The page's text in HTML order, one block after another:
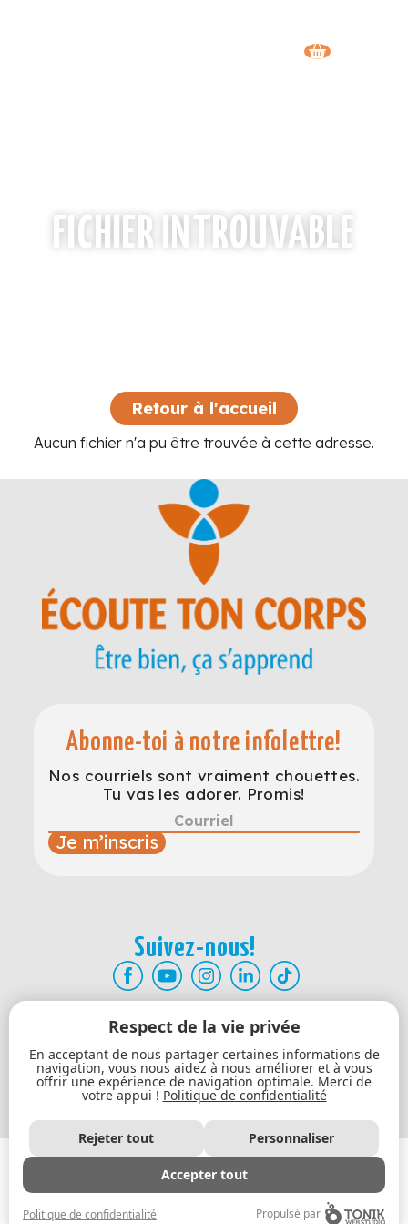
FICHIER INTROUVABLE
Retour à l'accueil
Aucun fichier n'a pu être trouvée à cette adresse.
Abonne-toi à notre infolettre!
Nos courriels sont vraiment chouettes.
Tu vas les adorer. Promis!
Je m’inscris
Suivez-nous!
Atelier Être Bien
Formation professionnelle
Mon compte
Contact
© Tous droits réservés. 2026 | Conditions d'utilisation |
Politique de confidentialité
Modifier les paramètres de confidentialité
Respect de la vie privée
En acceptant de nous partager certaines informations de
navigation, vous nous aidez à nous améliorer et à vous
offrir une expérience de navigation optimale. Merci de
votre appui ! Politique de confidentialité
Rejeter tout Personnaliser
Accepter tout
Politique de confidentialité Propulsé par